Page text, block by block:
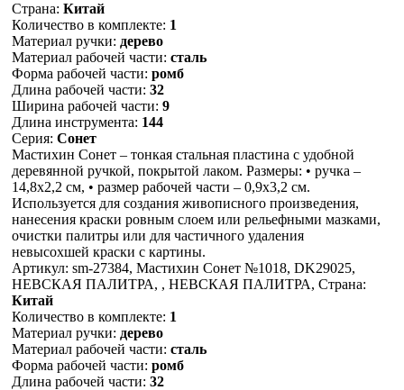
Страна: Китай
Количество в комплекте: 1
Материал ручки: дерево
Материал рабочей части: сталь
Форма рабочей части: ромб
Длина рабочей части: 32
Ширина рабочей части: 9
Длина инструмента: 144
Серия: Сонет
Мастихин Сонет – тонкая стальная пластина с удобной
деревянной ручкой, покрытой лаком. Размеры: • ручка –
14,8х2,2 см, • размер рабочей части – 0,9х3,2 см.
Используется для создания живописного произведения,
нанесения краски ровным слоем или рельефными мазками,
очистки палитры или для частичного удаления
невысохшей краски с картины.
Артикул: sm-27384, Мастихин Сонет №1018, DK29025,
НЕВСКАЯ ПАЛИТРА, , НЕВСКАЯ ПАЛИТРА, Страна:
Китай
Количество в комплекте: 1
Материал ручки: дерево
Материал рабочей части: сталь
Форма рабочей части: ромб
Длина рабочей части: 32